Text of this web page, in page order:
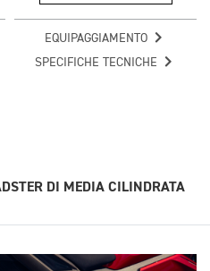
EQUIPAGGIAMENTO
SPECIFICHE TECNICHE
DI MEDIA CILINDRATA